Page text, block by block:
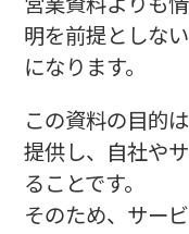
明を前提としな
になります。
この資料の目的
提供し、自社や
ることです。
そのため、サー